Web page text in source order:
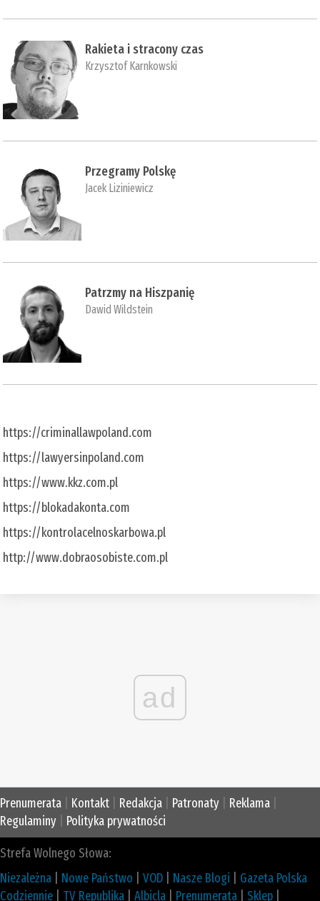
Rakieta i stracony czas
Krzysztof Karnkowski
Przegramy Polskę
Jacek Liziniewicz
Patrzmy na Hiszpanię
Dawid Wildstein
https://criminallawpoland.com
https://lawyersinpoland.com
https://www.kkz.com.pl
https://blokadakonta.com
https://kontrolacelnoskarbowa.pl
http://www.dobraosobiste.com.pl
ad
Prenumerata Kontakt Redakcja Patronaty Reklama
Regulaminy
Polityka prywatności
Strefa Wolnego Słowa:
Niezależna
Nowe Państwo VOD Nasze Blogi
Gazeta Polska
Codziennie
TV Republika Albicla Prenumerata Sklep